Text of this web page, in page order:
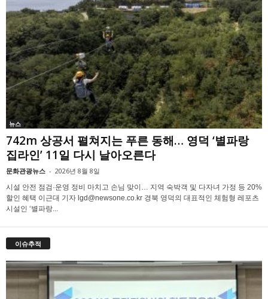
뉴스
742m 상공서 펼쳐지는 푸른 동해… 영덕 ‘별파랑
집라인’ 11일 다시 날아오른다
문화관광뉴스 - 2026년 8월 8일
시설 안전 점검·운영 정비 마치고 손님 맞이… 지역 숙박객 및 다자녀 가정 등 20%
할인 혜택 이근대 기자 lgd@newsone.co.kr 경북 영덕의 대표적인 체험형 레포츠
시설인 ‘별파랑...
이슈추적